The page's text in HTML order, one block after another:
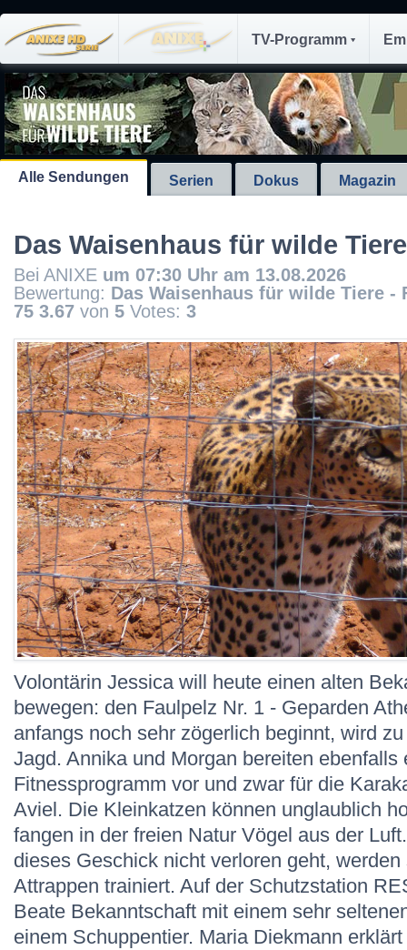
TV-Programm
Alle Sendungen Serien Dokus Magazin
Das Waisenhaus für wilde
Bei ANIXE um 07:30 Uhr am 13.08.2026
Bewertung: Das Waisenhaus für wilde Tiere -
75 3.67 von 5 Votes: 3
Volontärin Jessica will heute einen alten
bewegen: den Faulpelz Nr. 1 - Geparden
anfangs noch sehr zögerlich beginnt, wird
Jagd. Annika und Morgan bereiten ebenfalls
Fitnessprogramm vor und zwar für die
Aviel. Die Kleinkatzen können unglaublich
fangen in der freien Natur Vögel aus der
dieses Geschick nicht verloren geht,
Attrappen trainiert. Auf der Schutzstation
Beate Bekanntschaft mit einem sehr
einem Schuppentier. Maria Diekmann